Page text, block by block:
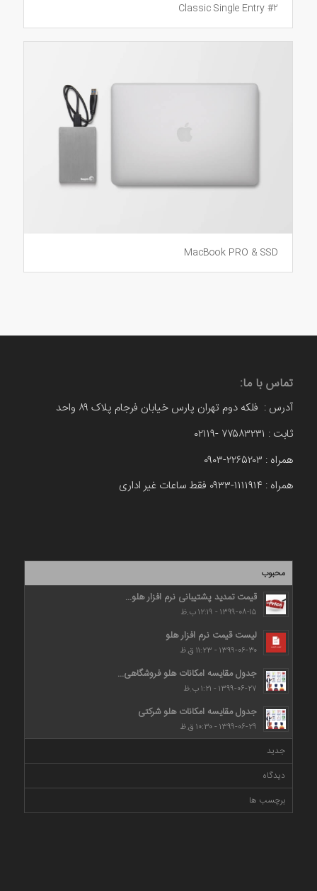
Classic Single Entry #2
MacBook PRO & SSD
تماس با ما:
آدرس : فلکه دوم تهران پارس خیابان فرجام پلاک ۸۹ واحد
ثابت : ۷۷۵۸۳۲۳۱ -۰۲۱۱۹
همراه : ۲۲۶۵۲۰۳-۰۹۰۳
همراه : ۱۱۱۱۹۱۴-۰۹۳۳ فقط ساعات غیر اداری
محبوب
قیمت تمدید پشتیبانی نرم افزار هلو...
۱۳۹۹-۰۸-۱۵ - ۱۲:۱۹ ب.ظ
لیست قیمت نرم افزار هلو
۱۳۹۹-۰۶-۳۰ - ۱۱:۲۳ ق.ظ
جدول مقایسه امکانات هلو فروشگاهی...
۱۳۹۹-۰۶-۲۷ - ۱:۲۱ ب.ظ
جدول مقایسه امکانات هلو شرکتی
۱۳۹۹-۰۶-۲۹ - ۱۰:۳۰ ق.ظ
جدید
دیدگاه
برچسب ها